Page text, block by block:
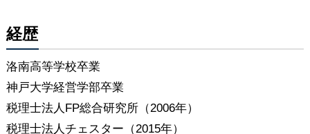
経歴
洛南高等学校卒業
神戸大学経営学部卒業
税理士法人FP総合研究所（2006年）
税理士法人チェスター（2015年）